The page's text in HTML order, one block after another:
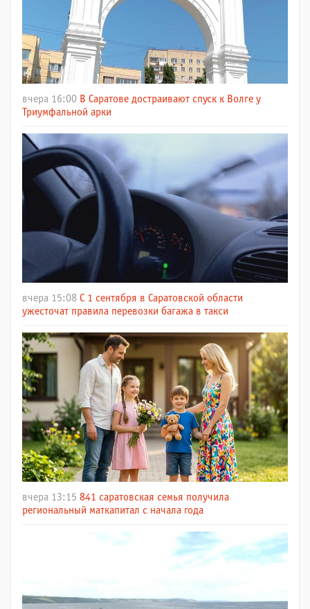
вчера 16:00 В Саратове достраивают спуск к Волге у
Триумфальной арки
вчера 15:08 С 1 сентября в Саратовской области
ужесточат правила перевозки багажа в такси
вчера 13:15 841 саратовская семья получила
региональный маткапитал с начала года